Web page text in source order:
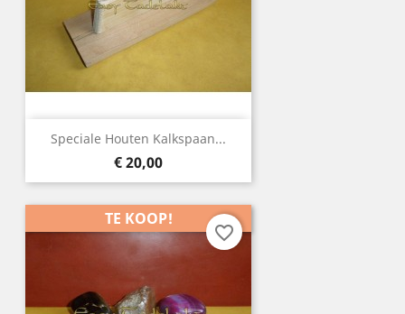
Speciale Houten Kalkspaan...
Prijs
€ 20,00
TE KOOP!
favorite_border